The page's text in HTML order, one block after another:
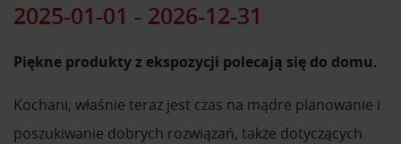
2025-01-01 - 2026-12-31
Piękne produkty z ekspozycji polecają się do domu.
Kochani, właśnie teraz jest czas na mądre planowanie i
poszukiwanie dobrych rozwiązań, także dotyczących